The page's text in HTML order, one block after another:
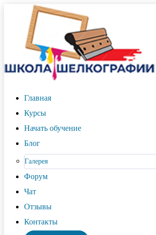
Главная
Курсы
Начать обучение
Блог
Галерея
Форум
Чат
Отзывы
Контакты